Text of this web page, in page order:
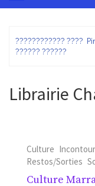
???????????? ????
?????? ??????
Librairie
Culture
Restos/Sorties
Culture